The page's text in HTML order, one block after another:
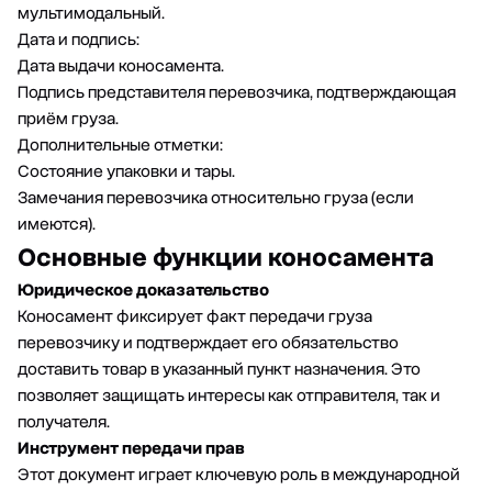
мультимодальный.
Дата и подпись:
Дата выдачи коносамента.
Подпись представителя перевозчика, подтверждающая
приём груза.
Дополнительные отметки:
Состояние упаковки и тары.
Замечания перевозчика относительно груза (если
имеются).
Основные функции коносамента
Юридическое доказательство
Коносамент фиксирует факт передачи груза
перевозчику и подтверждает его обязательство
доставить товар в указанный пункт назначения. Это
позволяет защищать интересы как отправителя, так и
получателя.
Инструмент передачи прав
Этот документ играет ключевую роль в международной